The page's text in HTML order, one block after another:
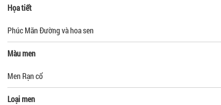
Họa tiết
Phúc Mãn Đường và hoa sen
Màu men
Men Rạn cổ
Loại men